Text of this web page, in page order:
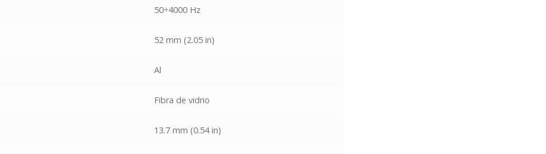
50÷4000 Hz
52 mm (2.05 in)
Al
Fibra de vidrio
13.7 mm (0.54 in)